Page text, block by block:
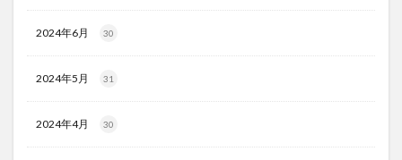
2024年6月 30
2024年5月 31
2024年4月 30